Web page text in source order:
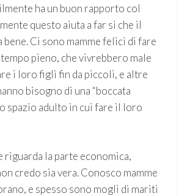
ha un buon rapporto col
questo aiuta a far si che il
Ci sono mamme felici di fare
tempo pieno, che vivrebbero male
i loro figli fin da piccoli, e altre
bisogno di una “boccata
spazio adulto in cui fare il loro
riguarda la parte economica,
credo sia vera. Conosco mamme
e spesso sono mogli di mariti